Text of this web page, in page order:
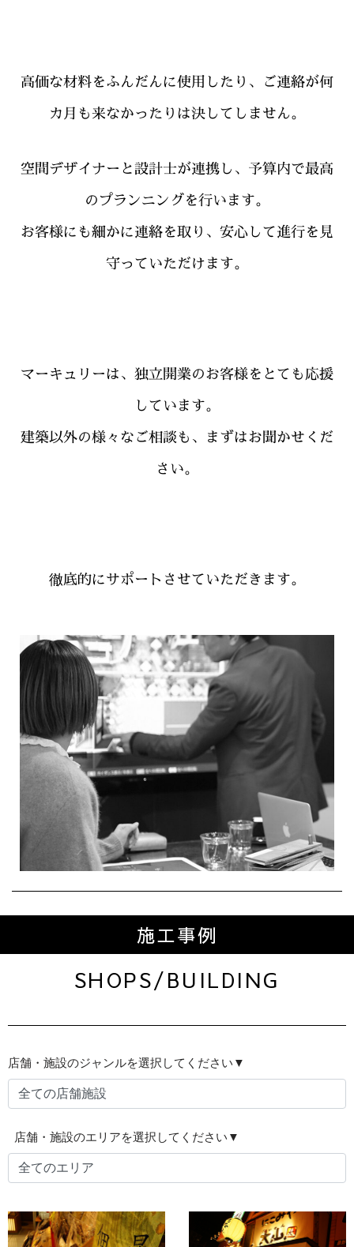
高価な材料をふんだんに使用したり、ご連絡が何
カ月も来なかったりは決してしません。
空間デザイナーと設計士が連携し、予算内で最高
のプランニングを行います。
お客様にも細かに連絡を取り、安心して進行を見
守っていただけます。
マーキュリーは、独立開業のお客様をとても応援
しています。
建築以外の様々なご相談も、まずはお聞かせくだ
さい。
徹底的にサポートさせていただきます。
施工事例
SHOPS/BUILDING
店舗・施設のジャンルを選択してください▼
店舗・施設のエリアを選択してください▼